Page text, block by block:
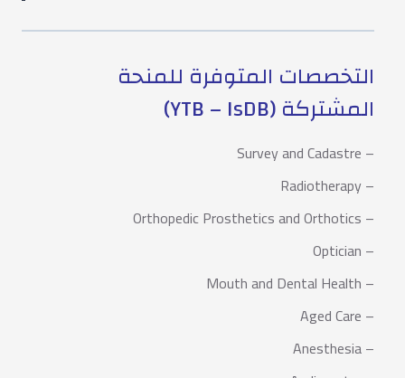
التخصصات المتوفرة للمنحة
المشتركة (YTB – IsDB)
– Survey and Cadastre
– Radiotherapy
– Orthopedic Prosthetics and Orthotics
– Optician
– Mouth and Dental Health
– Aged Care
– Anesthesia